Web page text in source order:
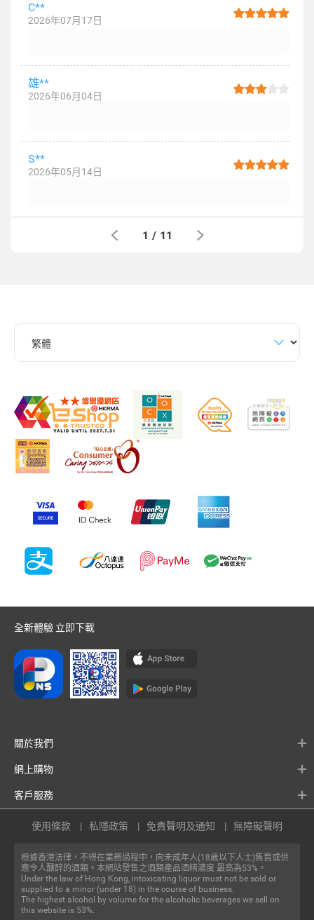
C**
2026年07月17日
雄**
2026年06月04日
S**
2026年05月14日
1 / 11
全新體驗 立即下載
關於我們
網上購物
客戶服務
根據香港法律，不得在業務過程中，向未成年人(18歲以下人士)售賣或供
應令人醺醉的酒類。本網站發售之酒類產品酒精濃度 最高為53%。
Under the law of Hong Kong, intoxicating liquor must not be sold or
supplied to a minor (under 18) in the course of business.
The highest alcohol by volume for the alcoholic beverages we sell on
this website is 53%.
使用條款 私隱政策 免責聲明及通知 無障礙聲明